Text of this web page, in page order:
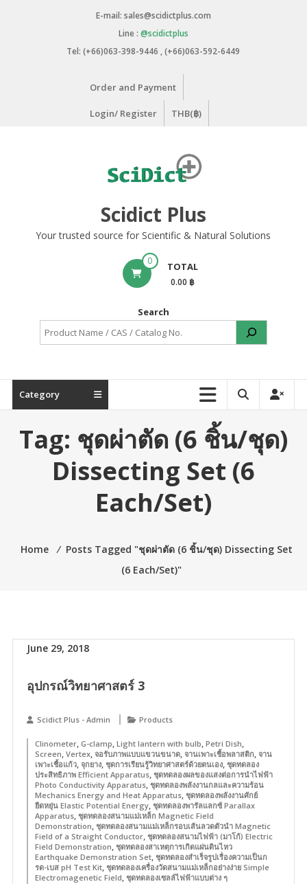
E-mail: sales@scidictplus.com
Line : @scidictplus
Tel: (+66)063-398-9446 , (+66)063-592-6449
Order and Payment
Login/ Register THB(฿)
Scidict Plus
Your trusted source for Scientific & Natural Solutions
0 TOTAL
0.00 ฿
Search
Category
Tag: ชุดผ่าตัด (6 ชิ้น/ชุด)
Dissecting Set (6
Each/Set)
Home ⁄ Posts Tagged "ชุดผ่าตัด (6 ชิ้น/ชุด) Dissecting Set
(6 Each/Set)"
June 29, 2018
อุปกรณ์วิทยาศาสตร์ 3
Scidict Plus - Admin Products
Clinometer, G-clamp, Light lantern with bulb, Petri Dish,
Screen, Vertex, จอรับภาพแบบแขวนขนาด, จานเพาะเชื้อพลาสติก, จาน
เพาะเชื้อแก้ว, จุกยาง, ชุดการเรียนรู้วิทยาศาสตร์ด้วยตนเอง, ชุดทดลอง
ประสิทธิภาพ Efficient Apparatus, ชุดทดลองผลของแสงต่อการนำไฟฟ้า
Photo Conductivity Apparatus, ชุดทดลองพลังงานกลและความร้อน
Mechanics Energy and Heat Apparatus, ชุดทดลองพลังงานศักย์
ยืดหยุ่น Elastic Potential Energy, ชุดทดลองพารัลแลกซ์ Parallax
Apparatus, ชุดทดลองสนามแม่เหล็ก Magnetic Field
Demonstration, ชุดทดลองสนามแม่เหล็กรอบเส้นลวดตัวนำ Magnetic
Field of a Straight Conductor, ชุดทดลองสนามไฟฟ้า (มาโก้) Electric
Field Demonstration, ชุดทดลองสาเหตุการเกิดแผ่นดินไหว
Earthquake Demonstration Set, ชุดทดลองสำเร็จรูปเรื่องความเป็นก
รด-เบส pH Test Kit, ชุดทดลองเครื่องวัดสนามแม่เหล็กอย่างง่าย Simple
Electromagenetic Field, ชุดทดลองเซลล์ไฟฟ้าแบบต่าง ๆ